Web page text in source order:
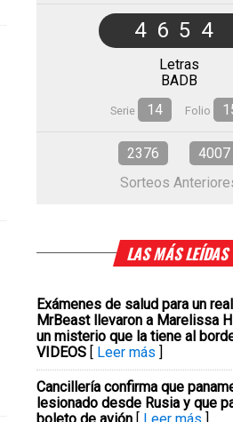
4654
Letras
BADB
Serie 14 Folio
2376
4007
Sorteos
LAS MÁS LEÍDAS
Exámenes de salud para un
MrBeast llevaron a Marelissa
un misterio que la tiene al
VIDEOS [ Leer más ]
Cancillería confirma que
lesionado desde Rusia y que